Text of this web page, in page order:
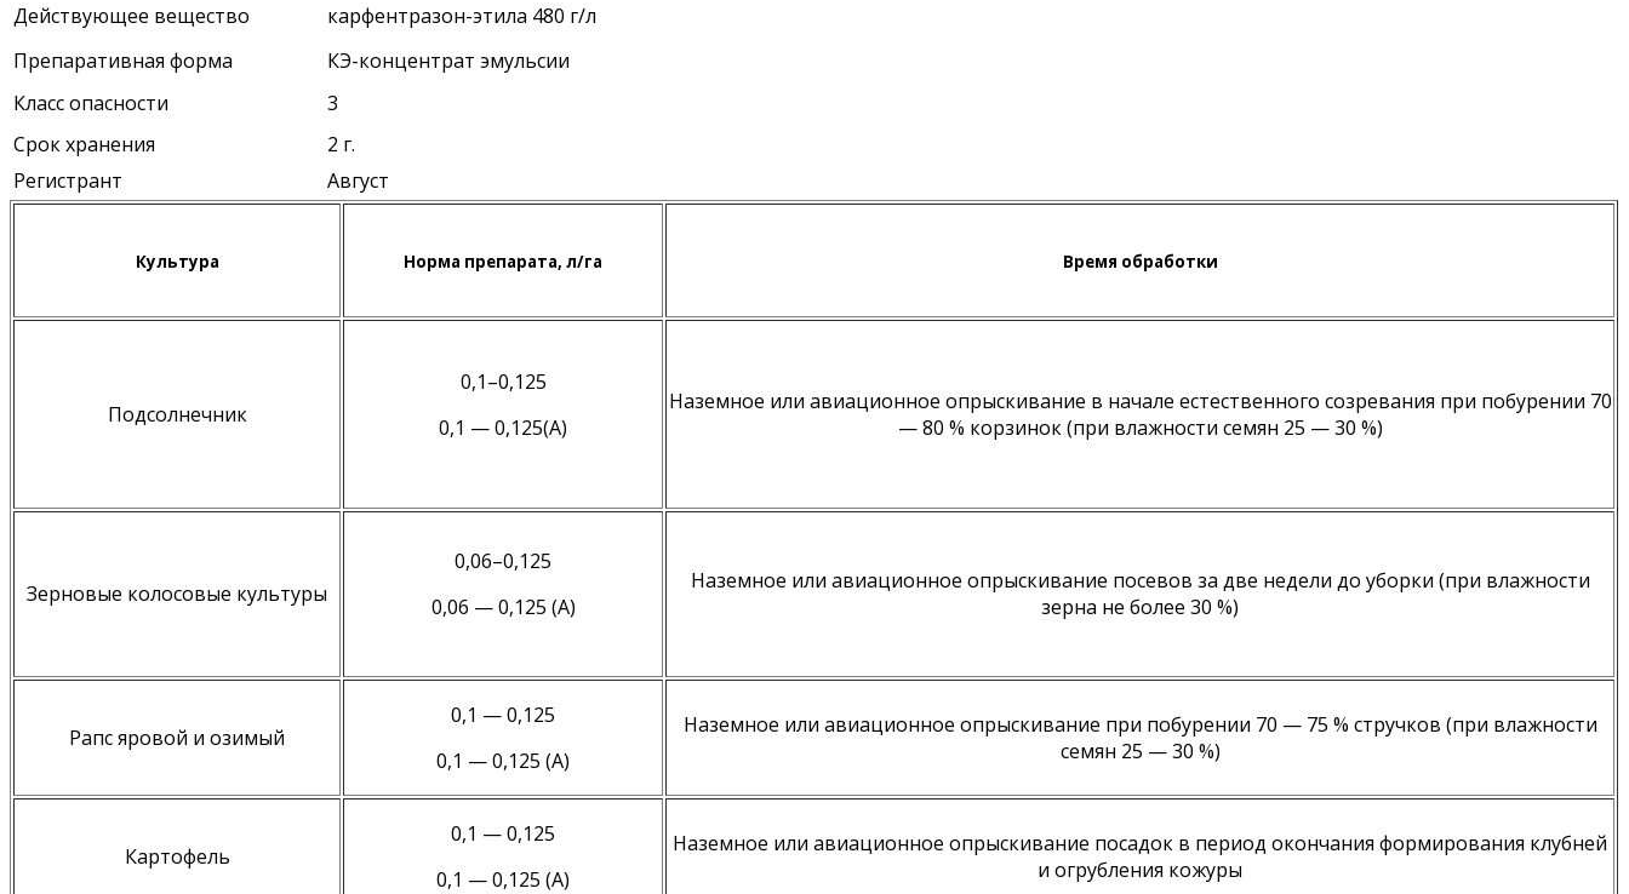
Действующее вещество
карфентразон-этила 480 г/л
Препаративная форма
КЭ-концентрат эмульсии
Класс опасности
3
Срок хранения
2 г.
Регистрант
Август
Культура Норма препарата, л/га Время обработки
Подсолнечник
0,1–0,125
0,1 — 0,125(А)
Наземное или авиационное опрыскивание в начале естественного созревания при побурении 70
— 80 % корзинок (при влажности семян 25 — 30 %)
Зерновые колосовые культуры
0,06–0,125
0,06 — 0,125 (А)
Наземное или авиационное опрыскивание посевов за две недели до уборки (при влажности
зерна не более 30 %)
Рапс яровой и озимый
0,1 — 0,125
0,1 — 0,125 (А)
Наземное или авиационное опрыскивание при побурении 70 — 75 % стручков (при влажности
семян 25 — 30 %)
Картофель
0,1 — 0,125
0,1 — 0,125 (А)
Наземное или авиационное опрыскивание посадок в период окончания формирования клубней
и огрубления кожуры